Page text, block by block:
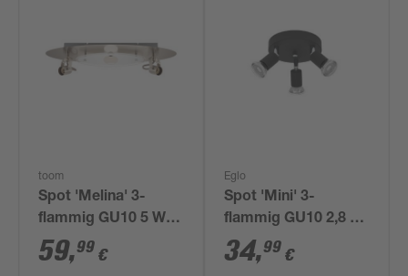
toom
Spot 'Melina' 3-
flammig GU10 5 W Ø
52 x 13,5 cm
59,99 €
Eglo
Spot 'Mini' 3-
flammig GU10 2,8 W
250 lm warmweiß Ø
14,5 cm
34,99 €